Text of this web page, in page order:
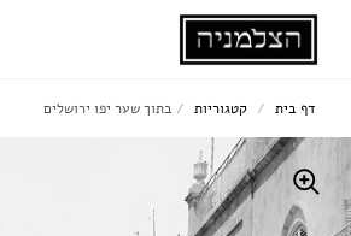
דף בית / קטגוריות / בתוך שער יפו ירושלים